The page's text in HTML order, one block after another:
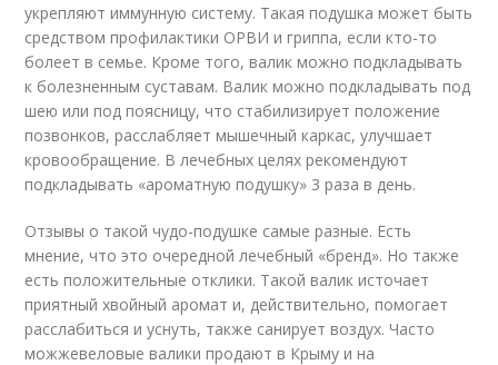
укрепляют иммунную систему. Такая подушка может быть
средством профилактики ОРВИ и гриппа, если кто-то
болеет в семье. Кроме того, валик можно подкладывать
к болезненным суставам. Валик можно подкладывать под
шею или под поясницу, что стабилизирует положение
позвонков, расслабляет мышечный каркас, улучшает
кровообращение. В лечебных целях рекомендуют
подкладывать «ароматную подушку» 3 раза в день.
Отзывы о такой чудо-подушке самые разные. Есть
мнение, что это очередной лечебный «бренд». Но также
есть положительные отклики. Такой валик источает
приятный хвойный аромат и, действительно, помогает
расслабиться и уснуть, также санирует воздух. Часто
можжевеловые валики продают в Крыму и на